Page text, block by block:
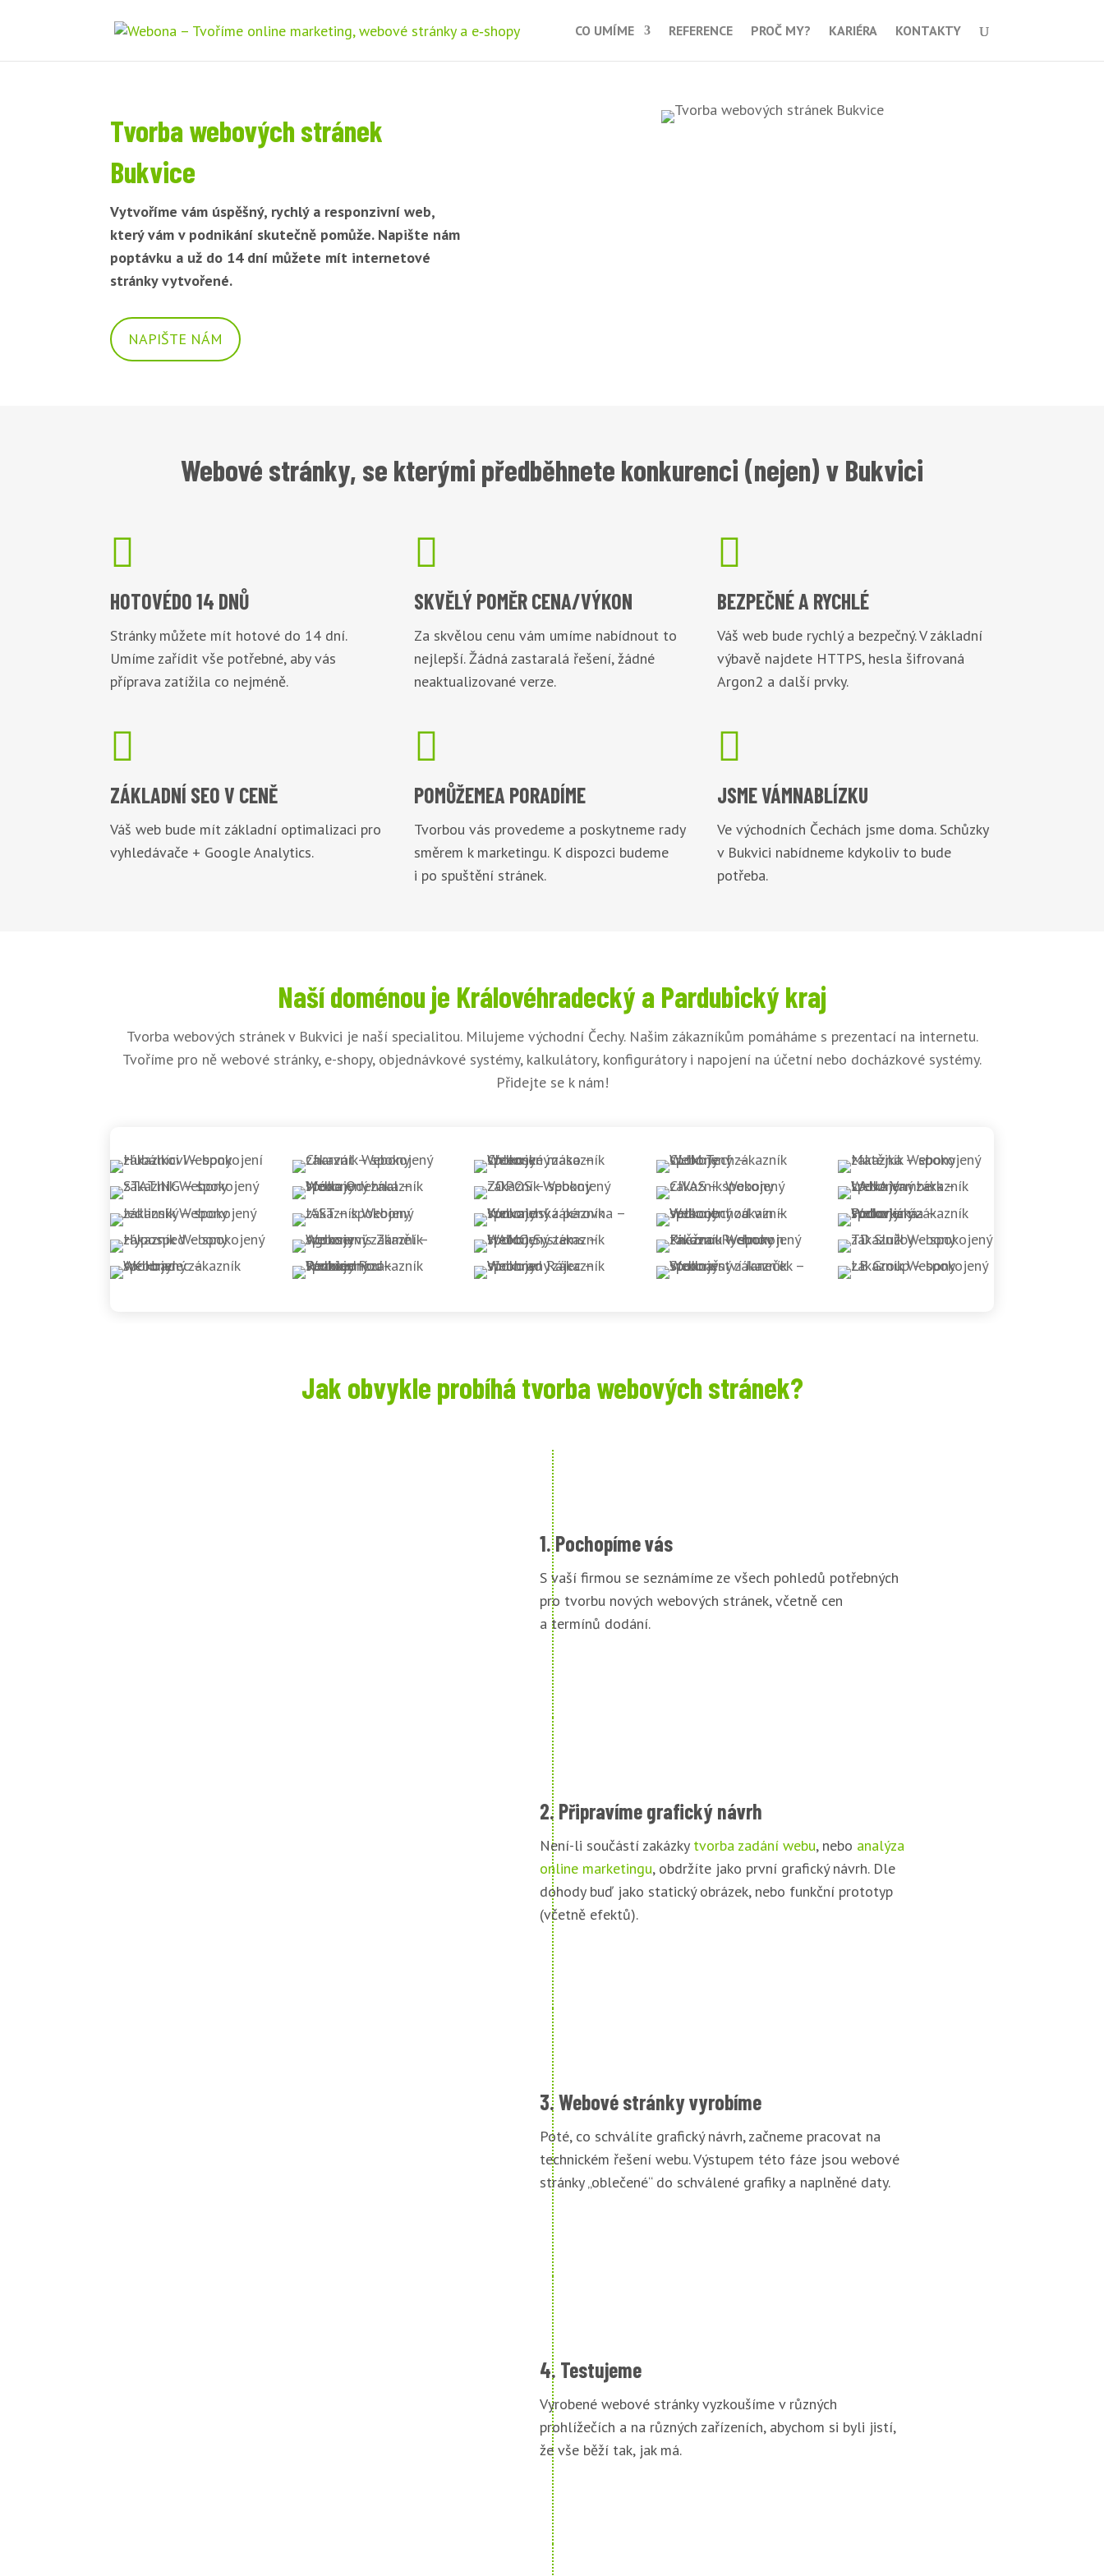
CO UMÍME REFERENCE PROČ MY? KARIÉRA KONTAKTY
Tvorba webových stránek
Bukvice
Vytvoříme vám úspěšný, rychlý a responzivní web,
který vám v podnikání skutečně pomůže. Napište nám
poptávku a už do 14 dní můžete mít internetové
stránky vytvořené.
NAPIŠTE NÁM
Webové stránky, se kterými předběhnete konkurenci (nejen) v Bukvici

HOTOVÉDO 14 DNŮ
Stránky můžete mít hotové do 14 dní.
Umíme zařídit vše potřebné, aby vás
příprava zatížila co nejméně.

SKVĚLÝ POMĚRCENA/VÝKON
Za skvělou cenu vám umíme nabídnout to
nejlepší. Žádná zastaralá řešení, žádné
neaktualizované verze.

BEZPEČNÉA RYCHLÉ
Váš web bude rychlý a bezpečný. V základní
výbavě najdete HTTPS, hesla šifrovaná
Argon2 a další prvky.

ZÁKLADNÍ SEO V CENĚ
Váš web bude mít základní optimalizaci pro
vyhledávače + Google Analytics.

POMŮŽEMEA PORADÍME
Tvorbou vás provedeme a poskytneme rady
směrem k marketingu. K dispozci budeme
i po spuštění stránek.

JSME VÁMNABLÍZKU
Ve východních Čechách jsme doma. Schůzky
v Bukvici nabídneme kdykoliv to bude
potřeba.
Naší doménou je Královéhradecký a Pardubický kraj
Tvorba webových stránek v Bukvici je naší specialitou. Milujeme východní Čechy. Našim zákazníkům pomáháme s prezentací na internetu.
Tvoříme pro ně webové stránky, e-shopy, objednávkové systémy, kalkulátory, konfigurátory i napojení na účetní nebo docházkové systémy.
Přidejte se k nám!
Jak obvykle probíhá tvorba webových stránek?
1. Pochopíme vás
S vaší firmou se seznámíme ze všech pohledů potřebných
pro tvorbu nových webových stránek, včetně cen
a termínů dodání.
2. Připravíme grafický návrh
Není-li součástí zakázky tvorba zadání webu, nebo analýza
online marketingu, obdržíte jako první grafický návrh. Dle
dohody buď jako statický obrázek, nebo funkční prototyp
(včetně efektů).
3. Webové stránky vyrobíme
Poté, co schválíte grafický návrh, začneme pracovat na
technickém řešení webu. Výstupem této fáze jsou webové
stránky „oblečené“ do schválené grafiky a naplněné daty.
4. Testujeme
Vyrobené webové stránky vyzkoušíme v různých
prohlížečích a na různých zařízeních, abychom si byli jistí,
že vše běží tak, jak má.